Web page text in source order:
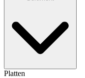
Platten